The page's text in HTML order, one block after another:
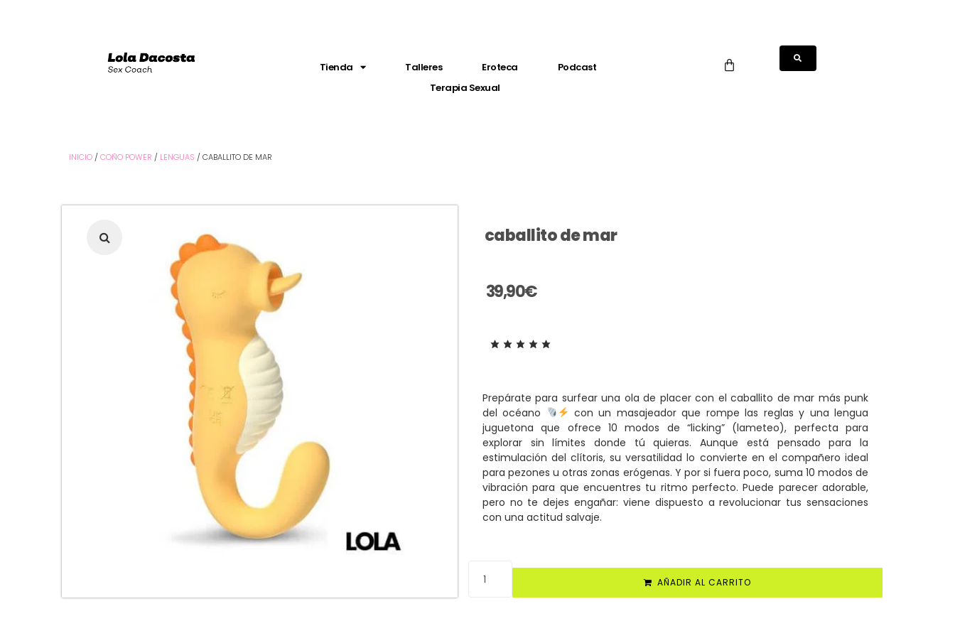
Tienda Talleres Eroteca
Podcast
Terapia Sexual
INICIO /COÑO POWER / LENGUAS / CABALLITO DE MAR
caballito de mar
39,90€
Prepárate para surfear una ola de placer con el caballito de mar más punk
del océano
con un masajeador que rompe las reglas y una lengua
juguetona que ofrece 10 modos de “licking” (lameteo), perfecta para
explorar sin límites donde tú quieras. Aunque está pensado para la
estimulación del clítoris, su versatilidad lo convierte en el compañero ideal
para pezones u otras zonas erógenas. Y por si fuera poco, suma 10 modos de
vibración para que encuentres tu ritmo perfecto. Puede parecer adorable,
pero no te dejes engañar: viene dispuesto a revolucionar tus sensaciones
con una actitud salvaje.
AÑADIR AL CARRITO